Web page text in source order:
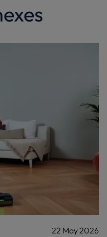
22 May 2026